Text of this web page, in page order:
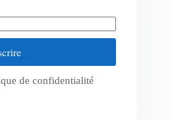
de confidentialité